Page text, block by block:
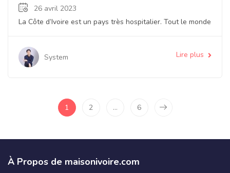
26 avril 2023
La Côte d’Ivoire est un pays très hospitalier. Tout le monde
System Lire plus
1 2 … 6
À Propos de maisonivoire.com